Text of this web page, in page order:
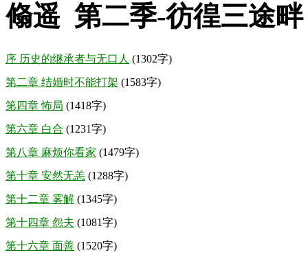
翛遥 第二季-彷徨三途畔
序 历史的继承者与无口人 (1302字)
第二章 结婚时不能打架 (1583字)
第四章 怖局 (1418字)
第六章 白合 (1231字)
第八章 麻烦你看家 (1479字)
第十章 安然无恙 (1288字)
第十二章 雾解 (1345字)
第十四章 怨夫 (1081字)
第十六章 面善 (1520字)